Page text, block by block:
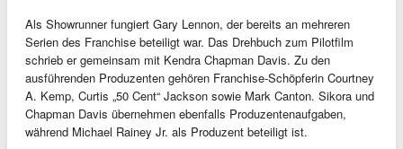
Als Showrunner fungiert Gary Lennon, der bereits an mehreren
Serien des Franchise beteiligt war. Das Drehbuch zum Pilotfilm
schrieb er gemeinsam mit Kendra Chapman Davis. Zu den
ausführenden Produzenten gehören Franchise-Schöpferin Courtney
A. Kemp, Curtis „50 Cent“ Jackson sowie Mark Canton. Sikora und
Chapman Davis übernehmen ebenfalls Produzentenaufgaben,
während Michael Rainey Jr. als Produzent beteiligt ist.